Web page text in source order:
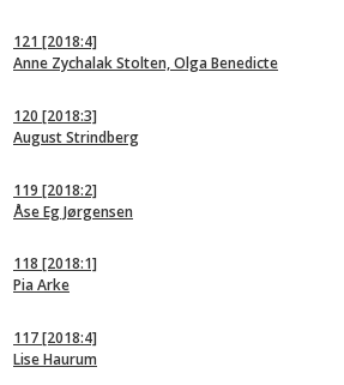
121 [2018:4]
Anne Zychalak Stolten, Olga Benedicte
120 [2018:3]
August Strindberg
119 [2018:2]
Åse Eg Jørgensen
118 [2018:1]
Pia Arke
117[2018:4]
Lise Haurum